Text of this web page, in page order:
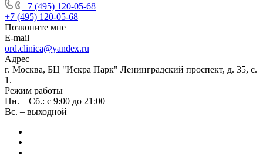
+7 (495) 120-05-68
+7 (495) 120-05-68
Позвоните мне
E-mail
ord.clinica@yandex.ru
Адрес
г. Москва, БЦ "Искра Парк" Ленинградский проспект, д. 35, с.
1.
Режим работы
Пн. – Сб.: с 9:00 до 21:00
Вс. – выходной